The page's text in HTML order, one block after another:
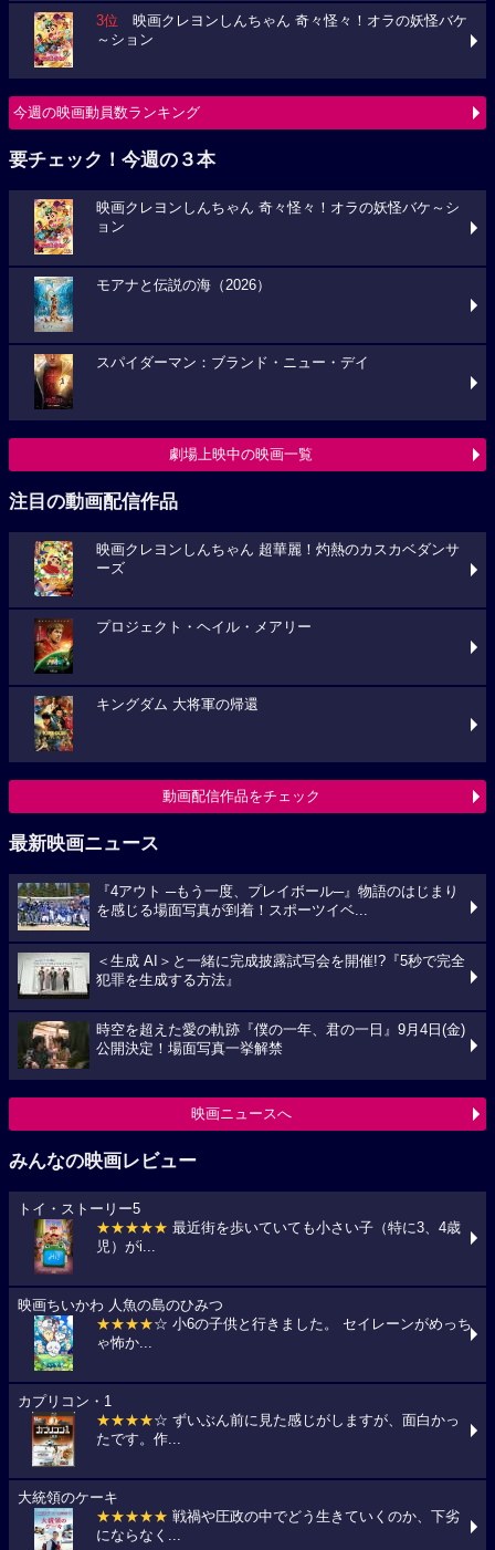
3位 映画クレヨンしんちゃん 奇々怪々！オラの妖怪バケ
～ション
今週の映画動員数ランキング
要チェック！今週の３本
映画クレヨンしんちゃん 奇々怪々！オラの妖怪バケ～シ
ョン
モアナと伝説の海（2026）
スパイダーマン：ブランド・ニュー・デイ
劇場上映中の映画一覧
注目の動画配信作品
映画クレヨンしんちゃん 超華麗！灼熱のカスカベダンサ
ーズ
プロジェクト・ヘイル・メアリー
キングダム 大将軍の帰還
動画配信作品をチェック
最新映画ニュース
『4アウト ─もう一度、プレイボール─』物語のはじまり
を感じる場面写真が到着！スポーツイベ...
＜生成 AI＞と一緒に完成披露試写会を開催!?『5秒で完全
犯罪を生成する方法』
時空を超えた愛の軌跡『僕の一年、君の一日』9月4日(金)
公開決定！場面写真一挙解禁
映画ニュースへ
みんなの映画レビュー
トイ・ストーリー5
★★★★★ 最近街を歩いていても小さい子（特に3、4歳
児）がi...
映画ちいかわ 人魚の島のひみつ
★★★★☆ 小6の子供と行きました。 セイレーンがめっち
ゃ怖か...
カプリコン・1
★★★★☆ ずいぶん前に見た感じがしますが、面白かっ
たです。作...
大統領のケーキ
★★★★★ 戦禍や圧政の中でどう生きていくのか、下劣
にならなく...